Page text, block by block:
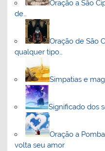
Oração a São
de…
Oração de São
qualquer tipo…
Simpatias e
Significado dos
Oração a
volta seu amor